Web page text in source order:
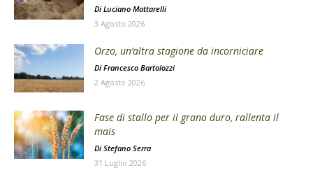
Di Luciano Mattarelli
3 Agosto 2026
Orzo, un’altra stagione da incorniciare
Di Francesco Bartolozzi
2 Agosto 2026
Fase di stallo per il grano duro, rallenta il
mais
Di Stefano Serra
31 Luglio 2026